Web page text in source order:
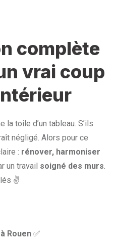
complète
vrai coup
la toile d’un tableau. S’ils
négligé. Alors pour ce
: rénover, harmoniser
un travail soigné des murs.
✌️
Rouen ✅